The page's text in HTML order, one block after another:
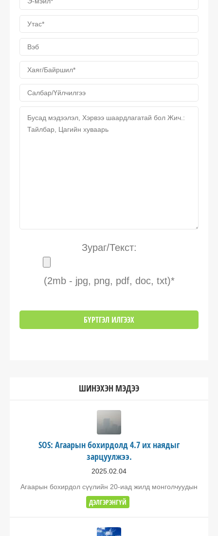
Зураг/Текст:
(2mb - jpg, png, pdf, doc, txt)*
ШИНЭХЭН МЭДЭЭ
SOS: Агаарын бохирдолд 4.7 их наядыг
зарцуулжээ.
2025.02.04
Агаарын бохирдол сүүлийн 20-иад жилд монголчуудын
ДЭЛГЭРЭНГҮЙ